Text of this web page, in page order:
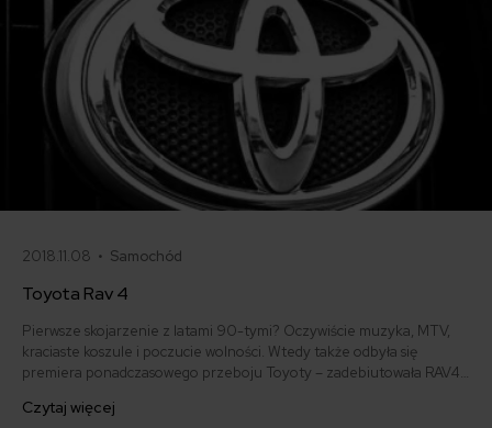
2018.11.08 • Samochód
Toyota Rav 4
Pierwsze skojarzenie z latami 90-tymi? Oczywiście muzyka, MTV,
kraciaste koszule i poczucie wolności. Wtedy także odbyła się
premiera ponadczasowego przeboju Toyoty – zadebiutowała RAV4.
jego cena i ile kosztuje ubezpieczenie OC.
Czytaj więcej